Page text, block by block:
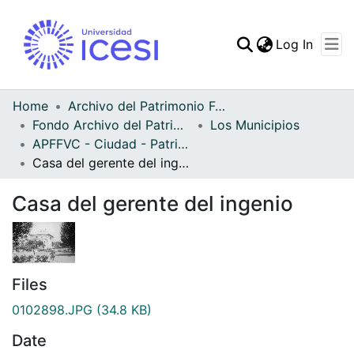
Statistics
Log In
Home
Archivo del Patrimonio Fotográfico y Fílmico del Valle del Cauca
Fondo Archivo del Patrimonio Fotográfico y Fílmico del Valle del Cauca
Los Municipios
APFFVC - Ciudad - Patrimonial
Casa del gerente del ingenio
Casa del gerente del ingenio
Files
0102898.JPG (34.8 KB)
Date